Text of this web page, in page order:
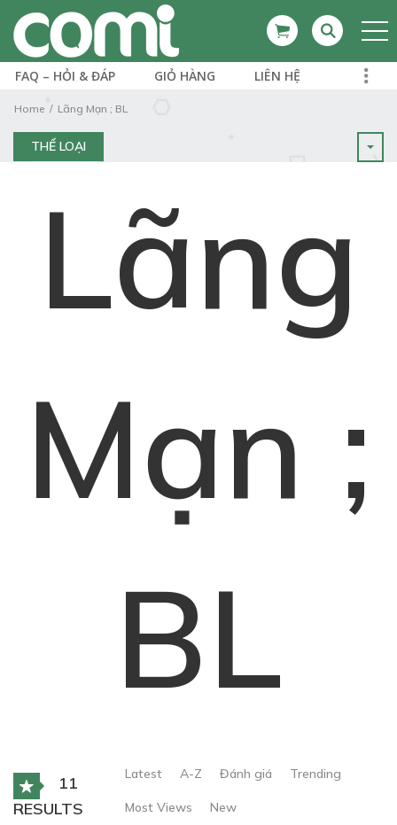
FAQ – HỎI & ĐÁP GIỎ HÀNG LIÊN HỆ
Home Lãng Mạn ; BL
THỂ LOẠI
Lãng
Mạn ;
BL
11
RESULTS
Latest A-Z Đánh giá Trending
Most Views New